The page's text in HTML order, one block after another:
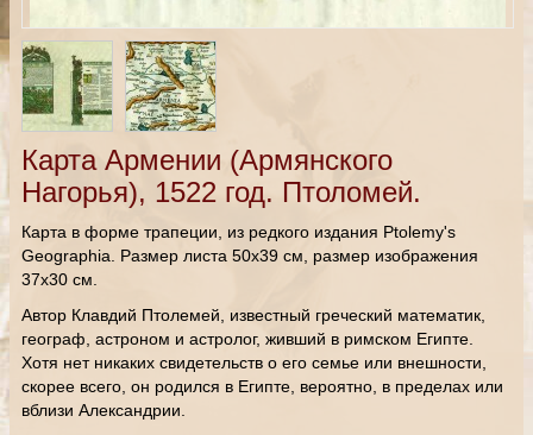
Карта Армении (Армянского
Нагорья), 1522 год. Птоломей.
Карта в форме трапеции, из редкого издания Ptolemy's
Geographia. Размер листа 50х39 см, размер изображения
37х30 см.
Автор Клавдий Птолемей, известный греческий математик,
географ, астроном и астролог, живший в римском Египте.
Хотя нет никаких свидетельств о его семье или внешности,
скорее всего, он родился в Египте, вероятно, в пределах или
вблизи Александрии.